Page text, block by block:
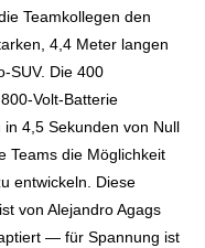
Teamkollegen den
4,4 Meter langen
SUV. Die 400
Volt-Batterie
4,5 Sekunden von Null
Teams die Möglichkeit
entwickeln. Diese
von Alejandro Agags
— für Spannung ist